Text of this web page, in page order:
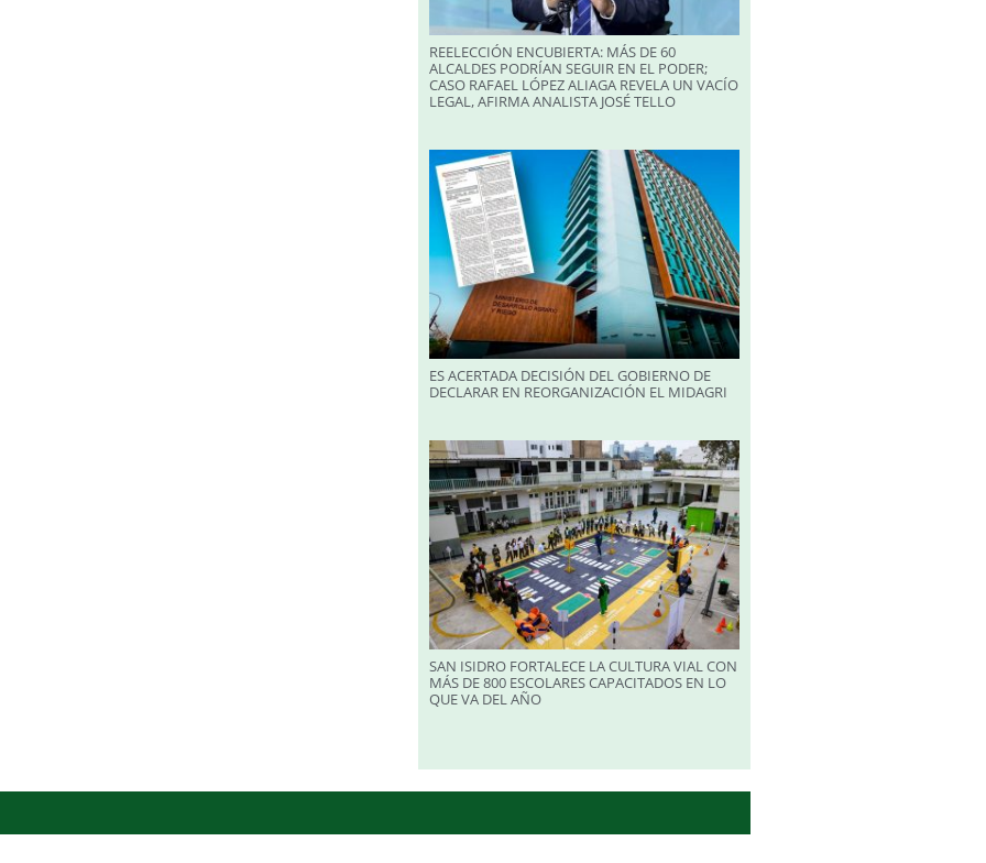
REELECCIÓN ENCUBIERTA: MÁS DE 60
ALCALDES PODRÍAN SEGUIR EN EL PODER;
CASO RAFAEL LÓPEZ ALIAGA REVELA UN VACÍO
LEGAL, AFIRMA ANALISTA JOSÉ TELLO
ES ACERTADA DECISIÓN DEL GOBIERNO DE
DECLARAR EN REORGANIZACIÓN EL MIDAGRI
SAN ISIDRO FORTALECE LA CULTURA VIAL CON
MÁS DE 800 ESCOLARES CAPACITADOS EN LO
QUE VA DEL AÑO